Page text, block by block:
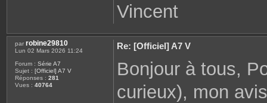
Vincent
par robine29810
Lun 02 Mars 2026 11:24
Forum : Série A7
Sujet : [Officiel] A7 V
Réponses : 281
Vues : 40764
Re: [Officiel] A7 V
Bonjour à tous,
curieux), mon